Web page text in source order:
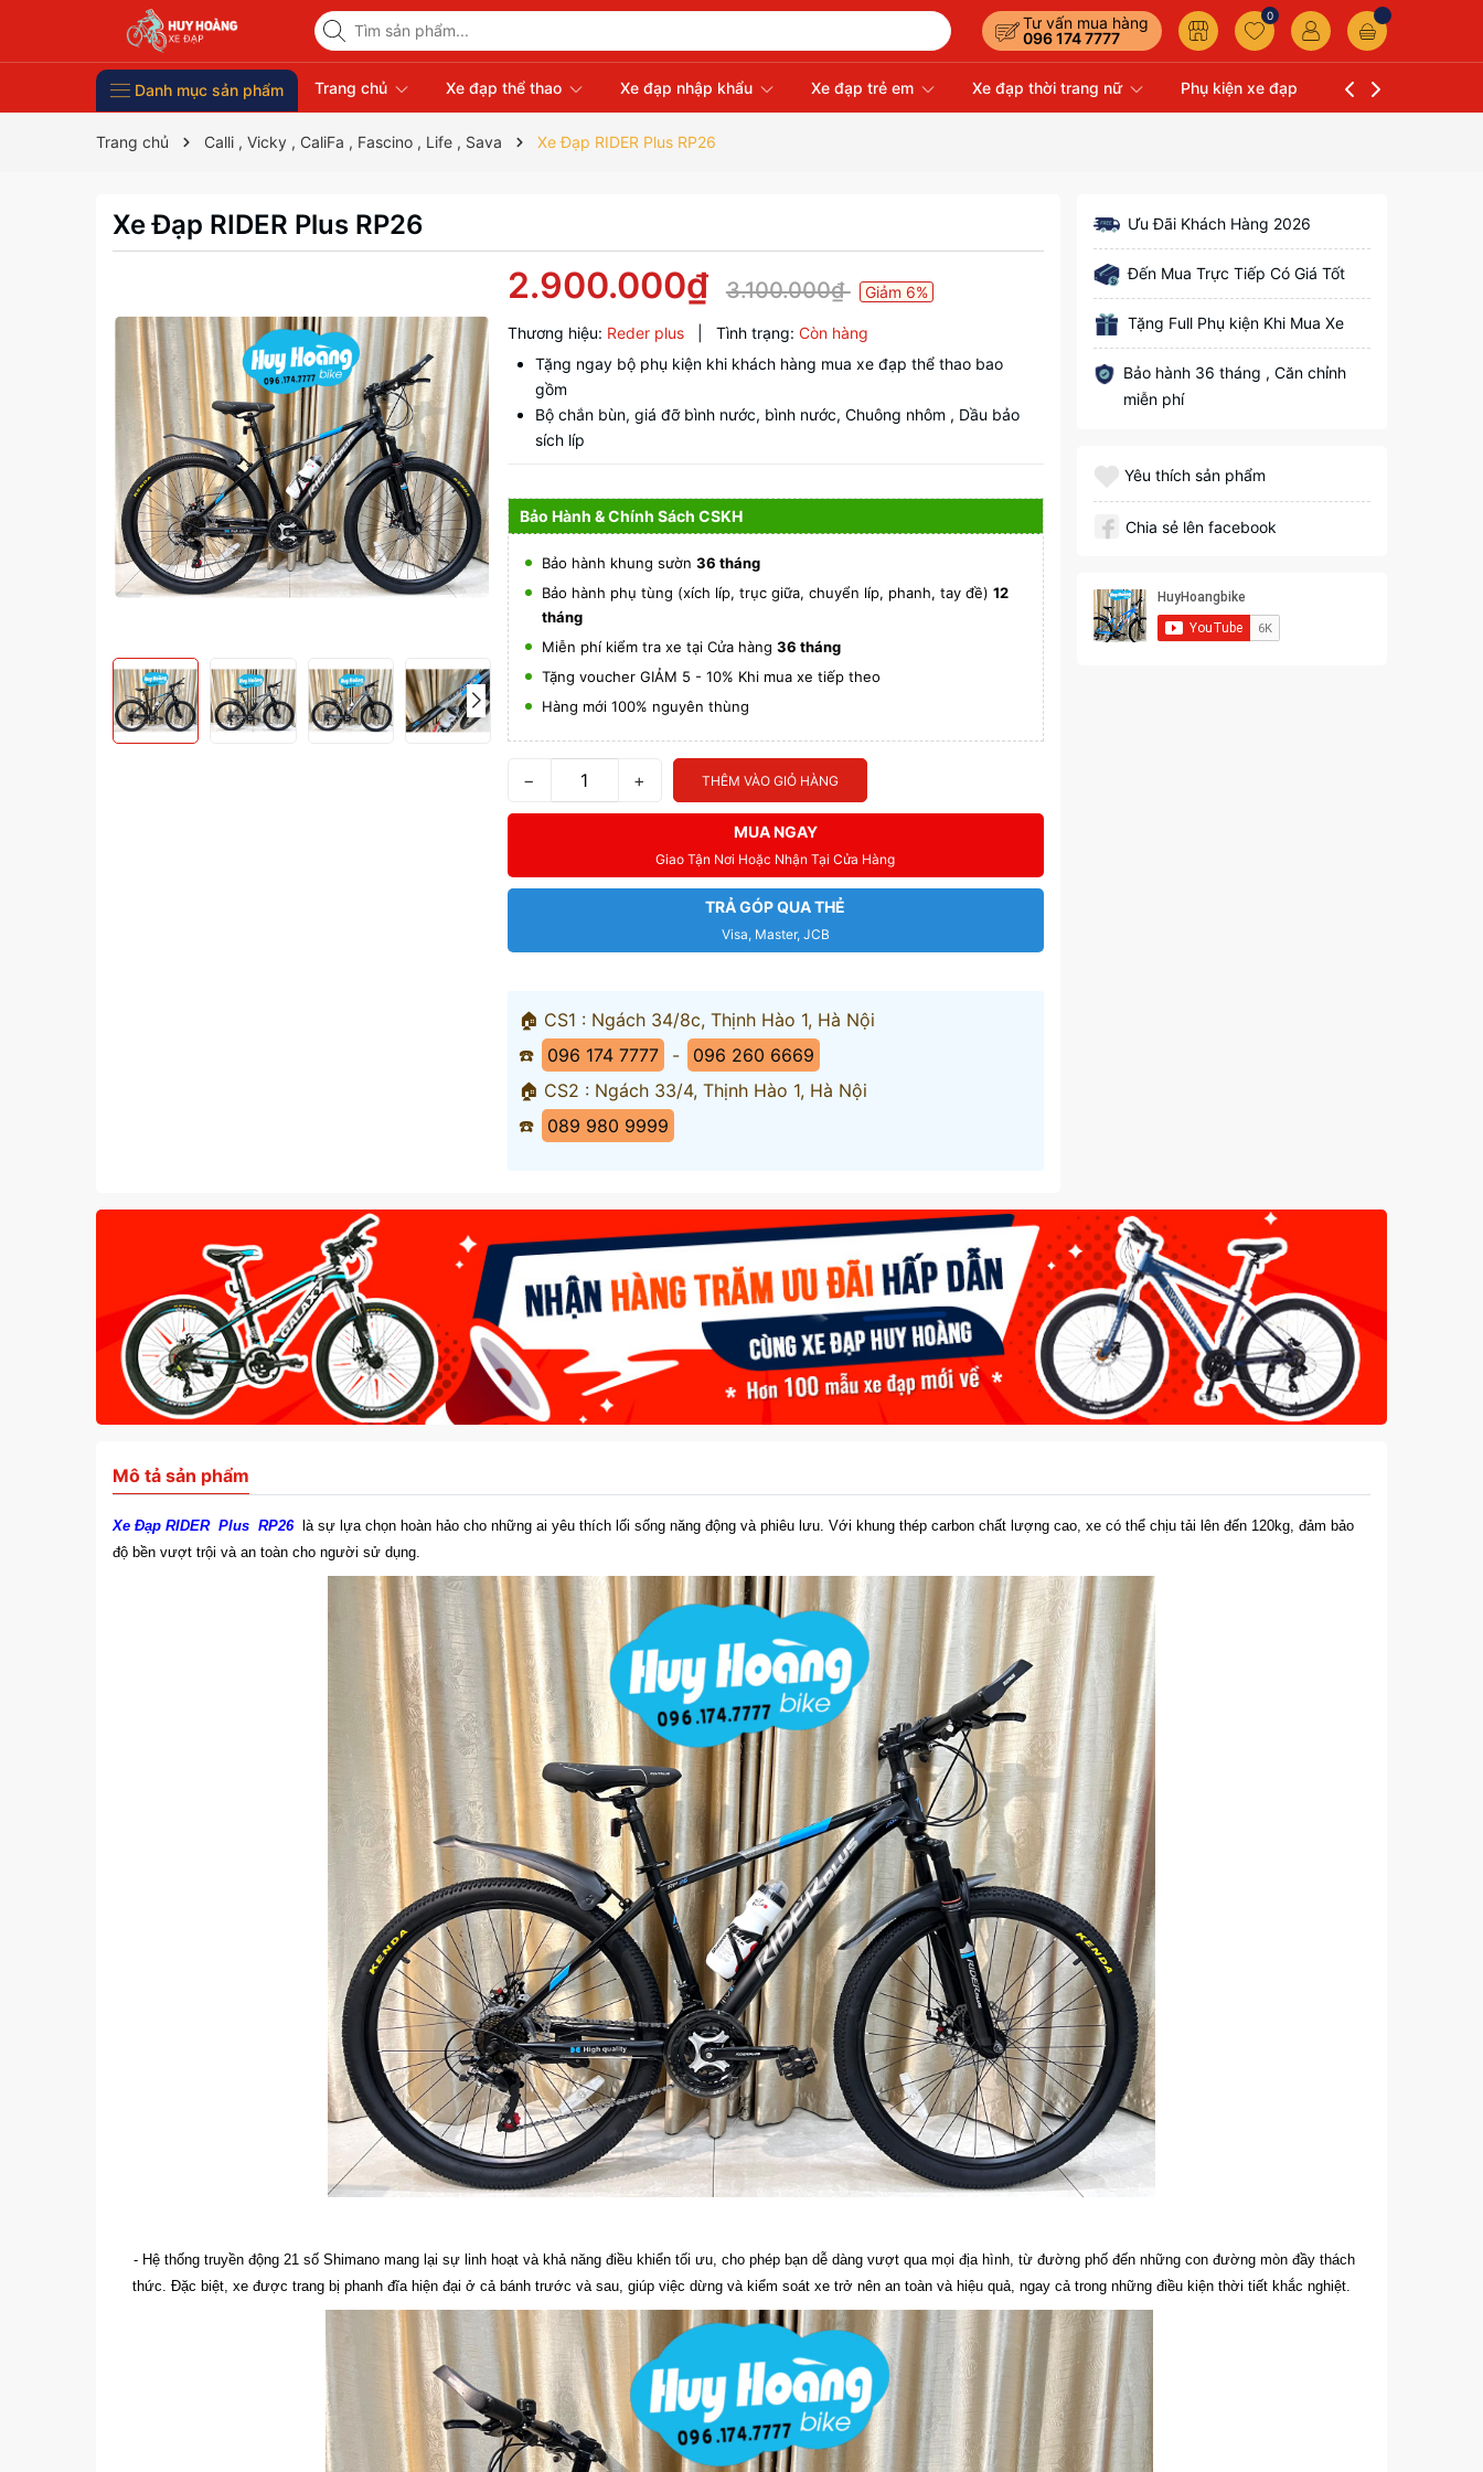
Tư vấn mua hàng
096 174 7777
0
Danh mục sản phẩm Trang chủ Xe đạp thể thao Xe đạp nhập khẩu Xe đạp trẻ em Xe đạp thời trang nữ Phụ kiện xe đạp Liên hệ
Trang chủ Calli , Vicky , CaliFa , Fascino , Life , Sava Xe Đạp RIDER Plus RP26
Xe Đạp RIDER Plus RP26
2.900.000₫ 3.100.000₫ Giảm 6%
Thương hiệu: Reder plus Tình trạng: Còn hàng
Tặng ngay bộ phụ kiện khi khách hàng mua xe đạp thể thao bao
gồm
Bộ chắn bùn, giá đỡ bình nước, bình nước, Chuông nhôm , Dầu bảo
sích líp
Bảo Hành & Chính Sách CSKH
Bảo hành khung sườn 36 tháng
Bảo hành phụ tùng (xích líp, trục giữa, chuyển líp, phanh, tay đề) 12
tháng
Miễn phí kiểm tra xe tại Cửa hàng 36 tháng
Tặng voucher GIẢM 5 - 10% Khi mua xe tiếp theo
Hàng mới 100% nguyên thùng
− + THÊM VÀO GIỎ HÀNG
MUA NGAY
Giao Tận Nơi Hoặc Nhận Tại Cửa Hàng
TRẢ GÓP QUA THẺ
Visa, Master, JCB
🏠 CS1 : Ngách 34/8c, Thịnh Hào 1, Hà Nội
☎️
096 174 7777 -
096 260 6669
🏠 CS2 : Ngách 33/4, Thịnh Hào 1, Hà Nội
☎️
089 980 9999
Ưu Đãi Khách Hàng 2026
Đến Mua Trực Tiếp Có Giá Tốt
Tặng Full Phụ kiện Khi Mua Xe
Bảo hành 36 tháng , Căn chỉnh
miễn phí
Yêu thích sản phẩm
Chia sẻ lên facebook
Mô tả sản phẩm
Xe Đạp RIDER Plus RP26là sự lựa chọn hoàn hảo cho những ai yêu thích lối sống năng động và phiêu lưu. Với khung thép carbon chất lượng cao, xe có thể chịu tải lên đến 120kg, đảm bảo
độ bền vượt trội và an toàn cho người sử dụng.
- Hệ thống truyền động 21 số Shimano mang lại sự linh hoạt và khả năng điều khiển tối ưu, cho phép bạn dễ dàng vượt qua mọi địa hình, từ đường phố đến những con đường mòn đầy thách
thức. Đặc biệt, xe được trang bị phanh đĩa hiện đại ở cả bánh trước và sau, giúp việc dừng và kiểm soát xe trở nên an toàn và hiệu quả, ngay cả trong những điều kiện thời tiết khắc nghiệt.